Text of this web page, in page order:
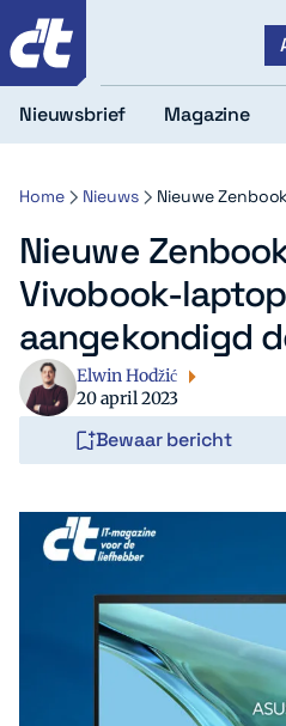
Nieuwsbrief Magazine
Home Nieuws Nieuwe
Nieuwe
Vivobook-
aangekondigd
Elwin Hodžić
20 april 2023
Bewaar bericht